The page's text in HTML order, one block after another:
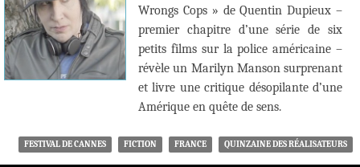
Wrongs Cops » de Quentin Dupieux –
premier chapitre d’une série de six
petits films sur la police américaine –
révèle un Marilyn Manson surprenant
et livre une critique désopilante d’une
Amérique en quête de sens.
FESTIVAL DE CANNES FICTION FRANCE QUINZAINE DES RÉALISATEURS